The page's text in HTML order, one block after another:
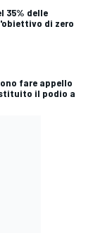
35% delle
di zero
fare appello
il podio a